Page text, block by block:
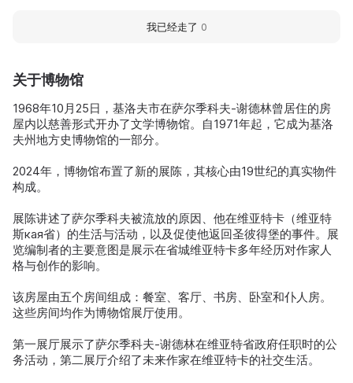
关于博物馆
1968年10月25日，基洛夫市在萨尔季科夫-谢德林曾居住的房
屋内以慈善形式开办了文学博物馆。自1971年起，它成为基洛
夫州地方史博物馆的一部分。
2024年，博物馆布置了新的展陈，其核心由19世纪的真实物件
构成。
展陈讲述了萨尔季科夫被流放的原因、他在维亚特卡（维亚特
斯кая省）的生活与活动，以及促使他返回圣彼得堡的事件。展
览编制者的主要意图是展示在省城维亚特卡多年经历对作家人
格与创作的影响。
该房屋由五个房间组成：餐室、客厅、书房、卧室和仆人房。
这些房间均作为博物馆展厅使用。
第一展厅展示了萨尔季科夫-谢德林在维亚特省政府任职时的公
务活动，第二展厅介绍了未来作家在维亚特卡的社交生活。
我已经走了 0